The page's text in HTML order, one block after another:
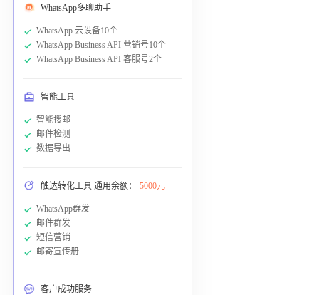
WhatsApp多聊助手
WhatsApp 云设备10个
WhatsApp Business API 营销号10个
WhatsApp Business API 客服号2个
智能工具
智能搜邮
邮件检测
数据导出
触达转化工具 通用余额： 5000元
WhatsApp群发
邮件群发
短信营销
邮寄宣传册
客户成功服务